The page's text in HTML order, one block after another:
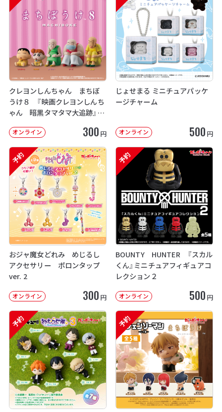
クレヨンしんちゃん まちぼ
うけ８ 『映画クレヨンしんち
ゃん 暗黒タマタマ大追跡』【2
オンライン 300 円
じょせまる ミニチュアパッケ
ージチャーム
オンライン 500 円
予約
おジャ魔女どれみ めじるし
アクセサリー ポロンタップ
ver. 2
オンライン 300 円
予約
BOUNTY HUNTER 『スカル
くん』ミニチュアフィギュアコ
レクション２
オンライン 500 円
予約 予約